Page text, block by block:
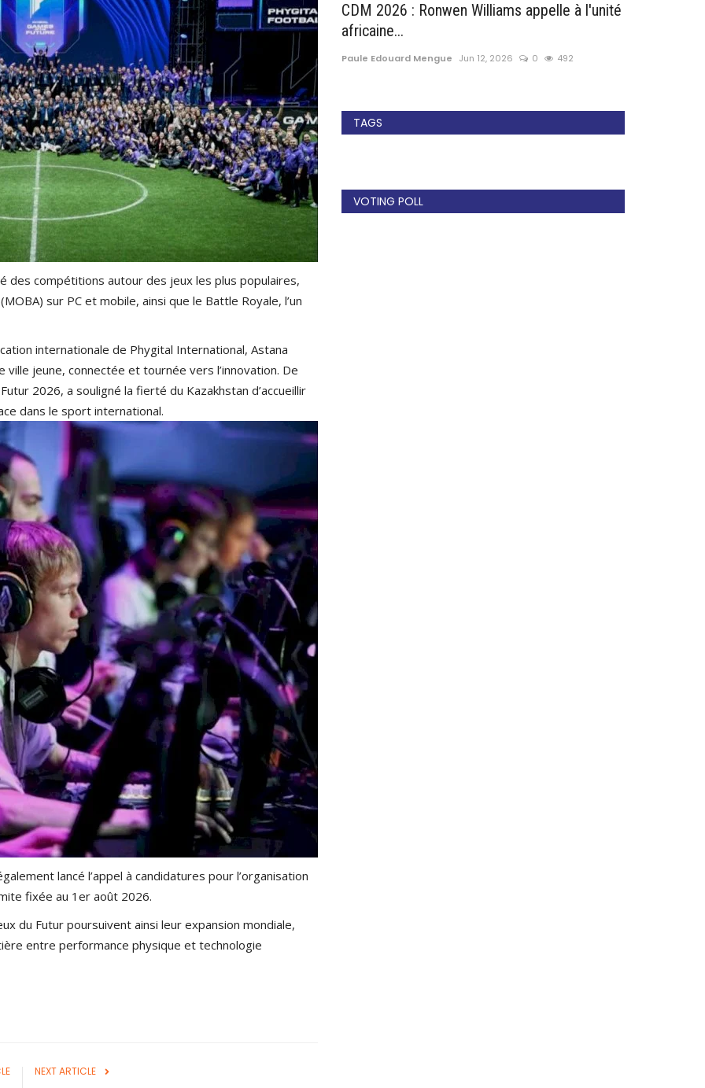
des compétitions autour des jeux les plus populaires,
sur PC et mobile, ainsi que le Battle Royale, l’un
internationale de Phygital International, Astana
jeune, connectée et tournée vers l’innovation. De
2026, a souligné la fierté du Kazakhstan d’accueillir
dans le sport international.
lancé l’appel à candidatures pour l’organisation
fixée au 1er août 2026.
du Futur poursuivent ainsi leur expansion mondiale,
entre performance physique et technologie
NEXT ARTICLE
Gabon : Pierre Alain Mounguengui unique
candidat à sa succession...
Paule Edouard Mengue Mar 28, 2026 314
CDM 2026 : Ronwen Williams appelle à l'unité
africaine...
Paule Edouard Mengue Jun 12, 2026 0 492
TAGS
VOTING POLL